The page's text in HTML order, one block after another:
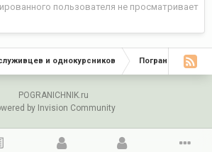
пользователя не просматривает
и однокурсников Пограничники
POGRANICHNIK.ru
by Invision Community